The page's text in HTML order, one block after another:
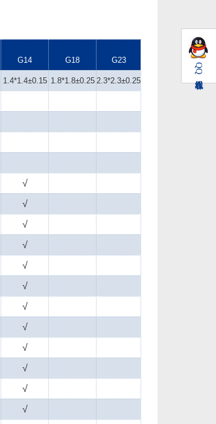
QQ
G14 G18 G23
1.4*1.4±0.15 1.8*1.8±0.25 2.3*2.3±0.25
√
√
√
√
√
√
√
√
√
√
√
√